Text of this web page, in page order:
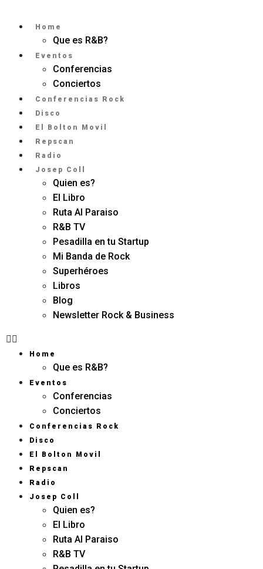
Home
Que es R&B?
Eventos
Conferencias
Conciertos
Conferencias Rock
Disco
El Bolton Movil
Repscan
Radio
Josep Coll
Quien es?
El Libro
Ruta Al Paraiso
R&B TV
Pesadilla en tu Startup
Mi Banda de Rock
Superhéroes
Libros
Blog
Newsletter Rock & Business
Home
Que es R&B?
Eventos
Conferencias
Conciertos
Conferencias Rock
Disco
El Bolton Movil
Repscan
Radio
Josep Coll
Quien es?
El Libro
Ruta Al Paraiso
R&B TV